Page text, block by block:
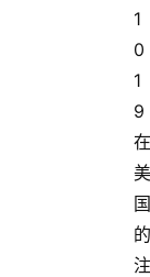
1
0
1
9
在
美
国
的
注